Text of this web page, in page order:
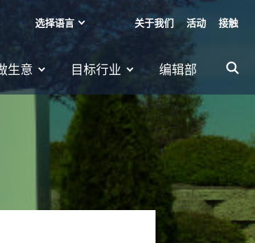
生意 目标行业 编辑部
关于我们 活动 接触
选择语言